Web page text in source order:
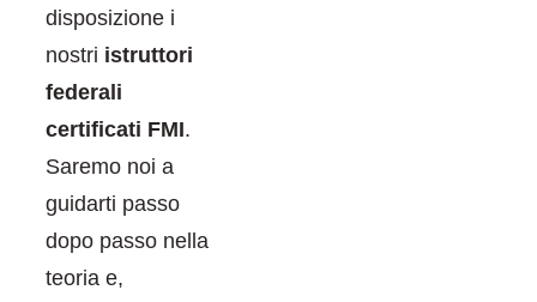
disposizione i
nostri istruttori
federali
certificati FMI.
Saremo noi a
guidarti passo
dopo passo nella
teoria e,